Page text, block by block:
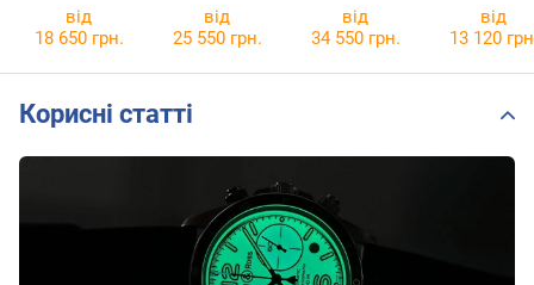
T120.410.11.0
41.00
Chronograph
T114.417.11.0
Powermatic 80
T120.407.11.0
47.00
від
18 650 грн.
від
25 550 грн.
від
34 550 грн.
від
13 120
Корисні статті